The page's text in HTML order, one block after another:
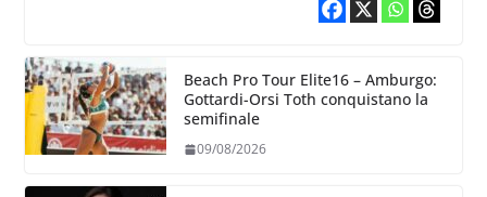
Beach Pro Tour Elite16 – Amburgo:
Gottardi-Orsi Toth conquistano la
semifinale
09/08/2026